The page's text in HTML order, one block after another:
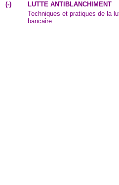
(-)
LUTTE ANTIBLANCHIMENT
Techniques et pratiques de la
bancaire